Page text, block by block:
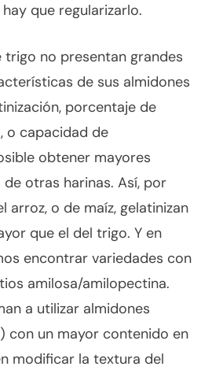
que regularizarlo.
trigo no presentan grandes
de sus almidones
porcentaje de
o capacidad de
obtener mayores
otras harinas. Así, por
arroz, o de maíz, gelatinizan
que el del trigo. Y en
encontrar variedades con
amilosa/amilopectina.
a utilizar almidones
con un mayor contenido en
modificar la textura del